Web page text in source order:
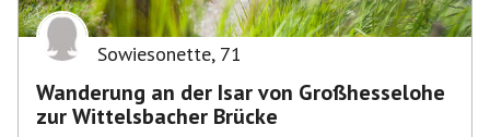
Sowiesonette, 71
Wanderung an der Isar von Großhesselohe
zur Wittelsbacher Brücke